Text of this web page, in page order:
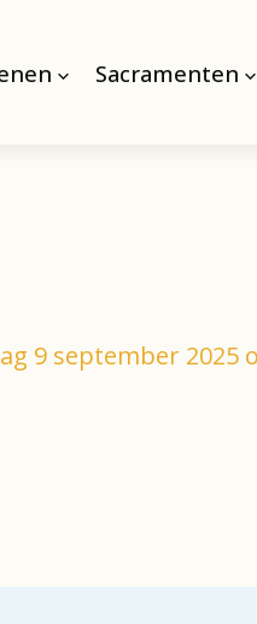
Sacramenten
9 september 2025